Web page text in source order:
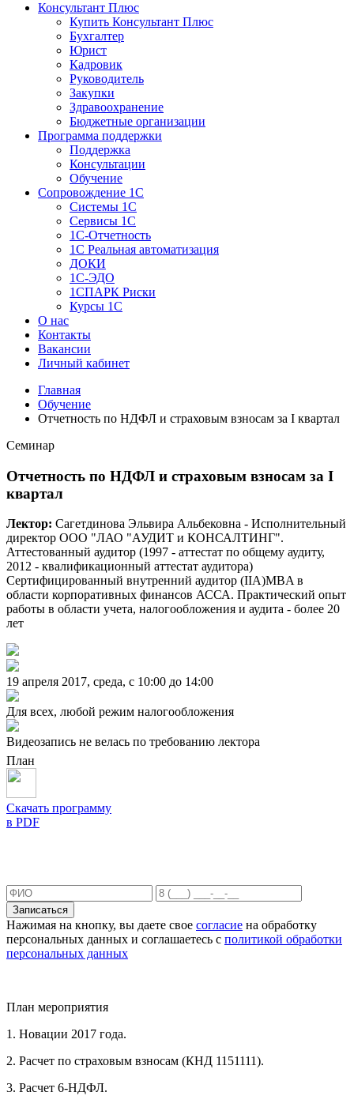
Консультант Плюс
Купить Консультант Плюс
Бухгалтер
Юрист
Кадровик
Руководитель
Закупки
Здравоохранение
Бюджетные организации
Программа поддержки
Поддержка
Консультации
Обучение
Сопровождение 1С
Системы 1С
Сервисы 1С
1C-Отчетность
1С Реальная автоматизация
ДОКИ
1C-ЭДО
1СПАРК Риски
Курсы 1С
О нас
Контакты
Вакансии
Личный кабинет
Главная
Обучение
Отчетность по НДФЛ и страховым взносам за I квартал
Семинар
Отчетность по НДФЛ и страховым взносам за I
квартал
Лектор: Сагетдинова Эльвира Альбековна - Исполнительный
директор ООО "ЛАО "АУДИТ и КОНСАЛТИНГ".
Аттестованный аудитор (1997 - аттестат по общему аудиту,
2012 - квалификационный аттестат аудитора)
Сертифицированный внутренний аудитор (IIA)MBA в
области корпоративных финансов АССА. Практический опыт
работы в области учета, налогообложения и аудита - более 20
лет
19 апреля 2017, среда, c 10:00 до 14:00
Для всех, любой режим налогообложения
Видеозапись не велась по требованию лектора
План
Скачать программу
в PDF
Записаться
Нажимая на кнопку, вы даете свое согласие на обработку
персональных данных и соглашаетесь с политикой обработки
персональных данных
План мероприятия
1. Новации 2017 года.
2. Расчет по страховым взносам (КНД 1151111).
3. Расчет 6-НДФЛ.